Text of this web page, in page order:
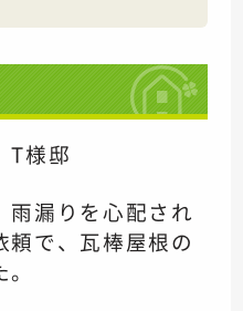
様邸
雨漏りを心配され
頼で、瓦棒屋根の